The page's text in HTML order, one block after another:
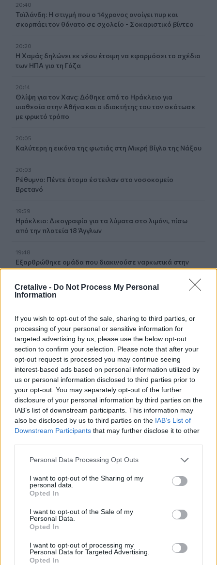
Cretalive - Do Not Process My Personal
Information
If you wish to opt-out of the sale, sharing to third parties, or
processing of your personal or sensitive information for
targeted advertising by us, please use the below opt-out
section to confirm your selection. Please note that after your
opt-out request is processed you may continue seeing
interest-based ads based on personal information utilized by
us or personal information disclosed to third parties prior to
your opt-out. You may separately opt-out of the further
disclosure of your personal information by third parties on the
IAB’s list of downstream participants. This information may
also be disclosed by us to third parties on the IAB’s List of
Downstream Participants that may further disclose it to other
Personal Data Processing Opt Outs
I want to opt-out of the Sharing of my
personal data.
Opted In
I want to opt-out of the Sale of my
Personal Data.
Opted In
I want to opt-out of processing my
Personal Data for Targeted Advertising.
Opted In
20:40
Ταϊλάνδη: Η στιγμή που ο 14χρονος ανοίγει πυρ και
σκορπάει τον θάνατο σε σχολείο - Σοκαριστικό βίντεο
20:20
Η Χαμάς δηλώνει εκ νέου έτοιμη να εφαρμόσει το σχέδιο
των ΗΠΑ για τη Γάζα
20:14
Θλίψη για τον Χανς: Δόθηκε από το Ηράκλειο για
υιοθεσία στην Αθήνα και ο ιδιοκτήτης του τον σκότωσε
με φρικτό τρόπο
20:05
Καλύτερη η εικόνα της φωτιάς στη Μικρή Βίγλα της Νάξου
20:03
Ρέθυμνο: Πέντε άτομα έστειλαν στο νοσοκομείο
Βρετανό
19:59
Ηράκλειο: Δικογραφία για τα λύματα στο λιμάνι, πίσω
από την πλατεία 18 Άγγλων
19:48
Εξαρθρώθηκε ομάδα που διακινούσε ναρκωτικά στην
Αθήνα και στην περιοχή της Πανεπιστημιούπολης
19:23
Τραγωδία στην Πάρο: Πνίγηκε 4χρονος σε πισίνα beach
bar
Συνελήφθη 49χρονος, βασικό μέλος της εγκληματικής
οργάνωσης του «Έντικ»
19:13
Το Φεστιβάλ Κινηματογράφου Χανίων παρουσιάζει τις
καλοκαιρινές του εκθέσεις
19:04
την Ελληνική Καρδιολογική Εταιρεία
Μαρία Καρυστιανού: Αποχώρησε και ο Νίκος
Μπρουτζάκης από την «Ελπίδα»
Ένας σοβαρά τραυματίας από τροχαίο με γουρούνα στην
Ηλεία